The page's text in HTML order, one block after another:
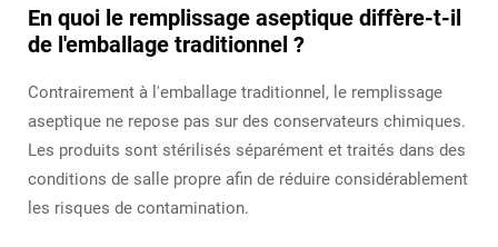
En quoi le remplissage aseptique diffère-t-il
de l'emballage traditionnel ?
Contrairement à l'emballage traditionnel, le remplissage
aseptique ne repose pas sur des conservateurs chimiques.
Les produits sont stérilisés séparément et traités dans des
conditions de salle propre afin de réduire considérablement
les risques de contamination.